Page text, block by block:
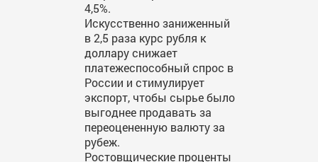
4,5%.
Искусственно заниженный
в 2,5 раза курс рубля к
доллару снижает
платежеспособный спрос в
России и стимулирует
экспорт, чтобы сырье было
выгоднее продавать за
переоцененную валюту за
рубеж.
Ростовщические проценты